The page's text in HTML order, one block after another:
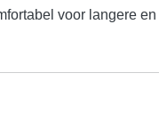
voor langere en